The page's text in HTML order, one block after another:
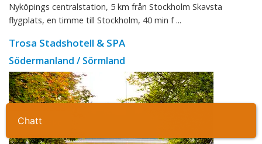
Ta kontakt
Nyköpings centralstation, 5 km från Stockholm Skavsta
flygplats, en timme till Stockholm, 40 min f ...
Trosa Stadshotell & SPA
Södermanland / Sörmland